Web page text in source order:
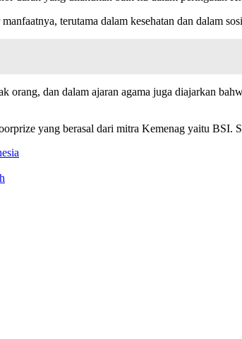
terutama dalam kesehatan dan dalam
orang, dan dalam ajaran agama juga diajarkan
yang berasal dari mitra Kemenag yaitu